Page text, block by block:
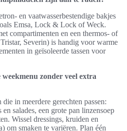
en vaatwasserbestendige bakjes
Emsa, Lock & Lock of Weck.
compartimenten en een thermos- of
Severin) is handig voor warme
in geïsoleerde tassen voor
zonder veel extra
in meerdere gerechten passen:
salades, een grote pan linzensoep
Wissel dressings, kruiden en
om smaken te variëren. Plan één